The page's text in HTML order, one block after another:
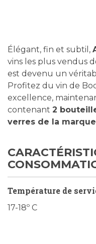
Élégant, fin et subtil,
vins les plus vendus
est devenu un
Profitez du vin de
excellence,
contenant 2
verres de la
Température de
17-18º C